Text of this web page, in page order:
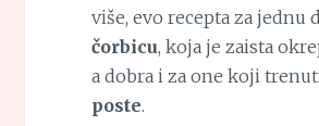
više, evo recepta za jednu
čorbicu, koja je zaista
a dobra i za one koji
poste.